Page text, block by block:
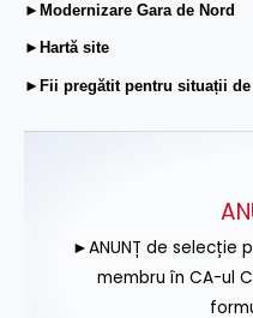
►Modernizare Gara de Nord
►Hartă site
►Fii pregătit pentru situații de
►ANUNȚ de selecție
membru în CA-ul